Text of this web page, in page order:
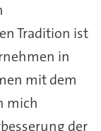
Tradition ist
in
mit dem
mich
der